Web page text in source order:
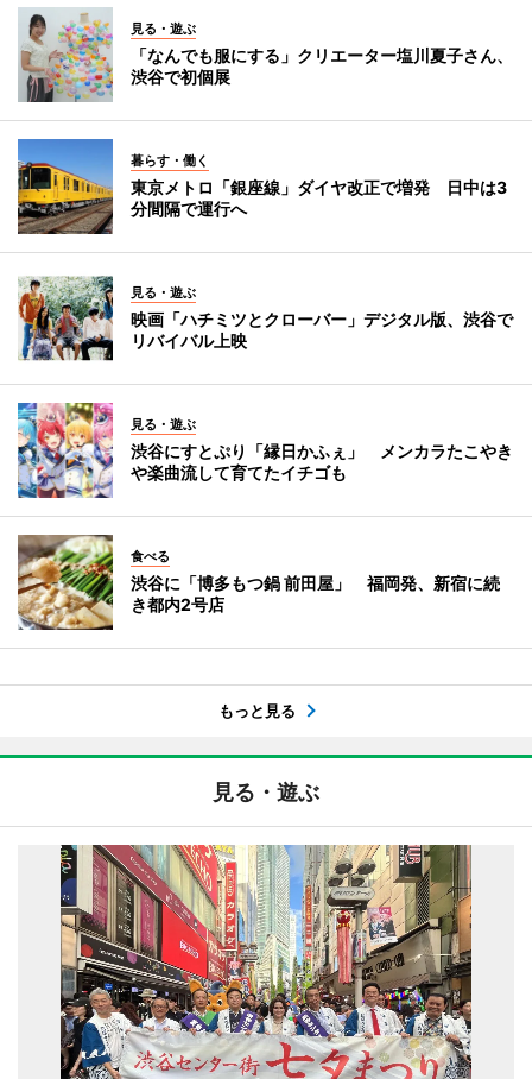
見る・遊ぶ
「なんでも服にする」クリエーター塩川夏子さん、
渋谷で初個展
暮らす・働く
東京メトロ「銀座線」ダイヤ改正で増発 日中は3
分間隔で運行へ
見る・遊ぶ
映画「ハチミツとクローバー」デジタル版、渋谷で
リバイバル上映
見る・遊ぶ
渋谷にすとぷり「縁日かふぇ」 メンカラたこやき
や楽曲流して育てたイチゴも
食べる
渋谷に「博多もつ鍋 前田屋」 福岡発、新宿に続
き都内2号店
もっと見る
見る・遊ぶ